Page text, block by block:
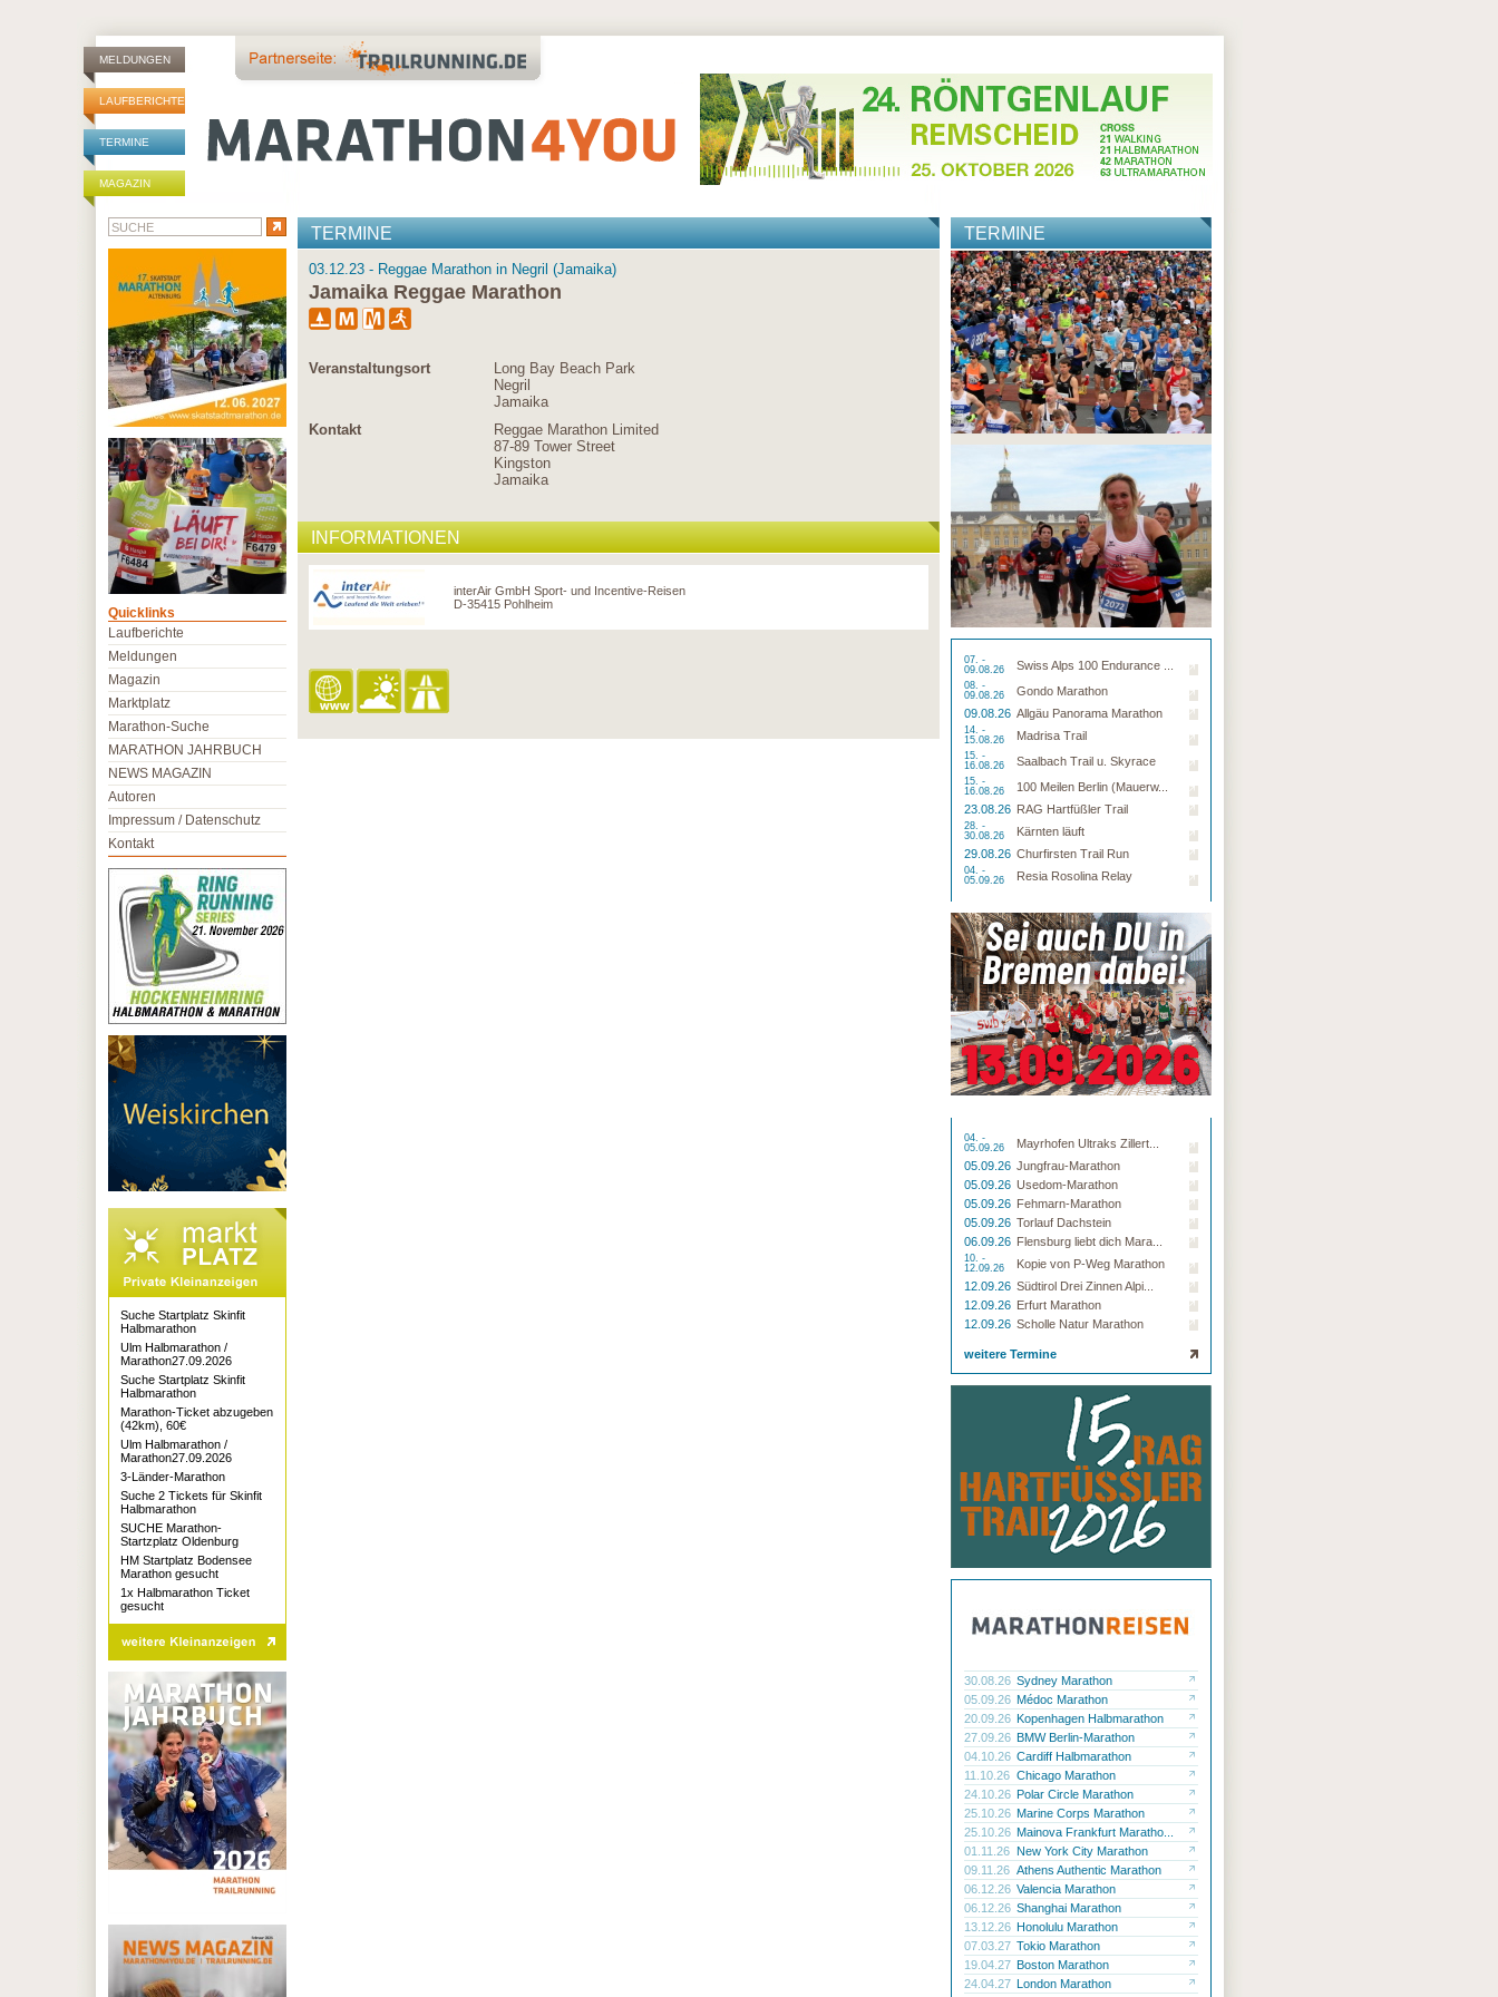
MELDUNGEN
LAUFBERICHTE
TERMINE
MAGAZIN
TERMINE
03.12.23 - Reggae Marathon in Negril (Jamaika)
Jamaika Reggae Marathon
Veranstaltungsort
Long Bay Beach Park
Negril
Jamaika
Kontakt
Reggae Marathon Limited
87-89 Tower Street
Kingston
Jamaika
INFORMATIONEN
interAir GmbH Sport- und Incentive-Reisen
D-35415 Pohlheim
TERMINE
07. -
09.08.26
Swiss Alps 100 Endurance ...
08. -
09.08.26
Gondo Marathon
09.08.26 Allgäu Panorama Marathon
14. -
15.08.26
Madrisa Trail
15. -
16.08.26
Saalbach Trail u. Skyrace
15. -
16.08.26
100 Meilen Berlin (Mauerw...
23.08.26 RAG Hartfüßler Trail
28. -
30.08.26
Kärnten läuft
29.08.26 Churfirsten Trail Run
04. -
05.09.26
Resia Rosolina Relay
04. -
05.09.26
Mayrhofen Ultraks Zillert...
05.09.26 Jungfrau-Marathon
05.09.26 Usedom-Marathon
05.09.26 Fehmarn-Marathon
05.09.26 Torlauf Dachstein
06.09.26 Flensburg liebt dich Mara...
10. -
12.09.26
Kopie von P-Weg Marathon
12.09.26 Südtirol Drei Zinnen Alpi...
12.09.26 Erfurt Marathon
12.09.26 Scholle Natur Marathon
weitere Termine
30.08.26 Sydney Marathon
05.09.26 Médoc Marathon
20.09.26 Kopenhagen Halbmarathon
27.09.26 BMW Berlin-Marathon
04.10.26 Cardiff Halbmarathon
11.10.26 Chicago Marathon
24.10.26 Polar Circle Marathon
25.10.26 Marine Corps Marathon
25.10.26 Mainova Frankfurt Maratho...
01.11.26 New York City Marathon
09.11.26 Athens Authentic Marathon
06.12.26 Valencia Marathon
06.12.26 Shanghai Marathon
13.12.26 Honolulu Marathon
07.03.27 Tokio Marathon
19.04.27 Boston Marathon
24.04.27 London Marathon
Quicklinks
Laufberichte
Meldungen
Magazin
Marktplatz
Marathon-Suche
MARATHON JAHRBUCH
NEWS MAGAZIN
Autoren
Impressum / Datenschutz
Kontakt
Suche Startplatz Skinfit
Halbmarathon
Ulm Halbmarathon /
Marathon27.09.2026
Suche Startplatz Skinfit
Halbmarathon
Marathon-Ticket abzugeben
(42km), 60€
Ulm Halbmarathon /
Marathon27.09.2026
3-Länder-Marathon
Suche 2 Tickets für Skinfit
Halbmarathon
SUCHE Marathon-
Startzplatz Oldenburg
HM Startplatz Bodensee
Marathon gesucht
1x Halbmarathon Ticket
gesucht